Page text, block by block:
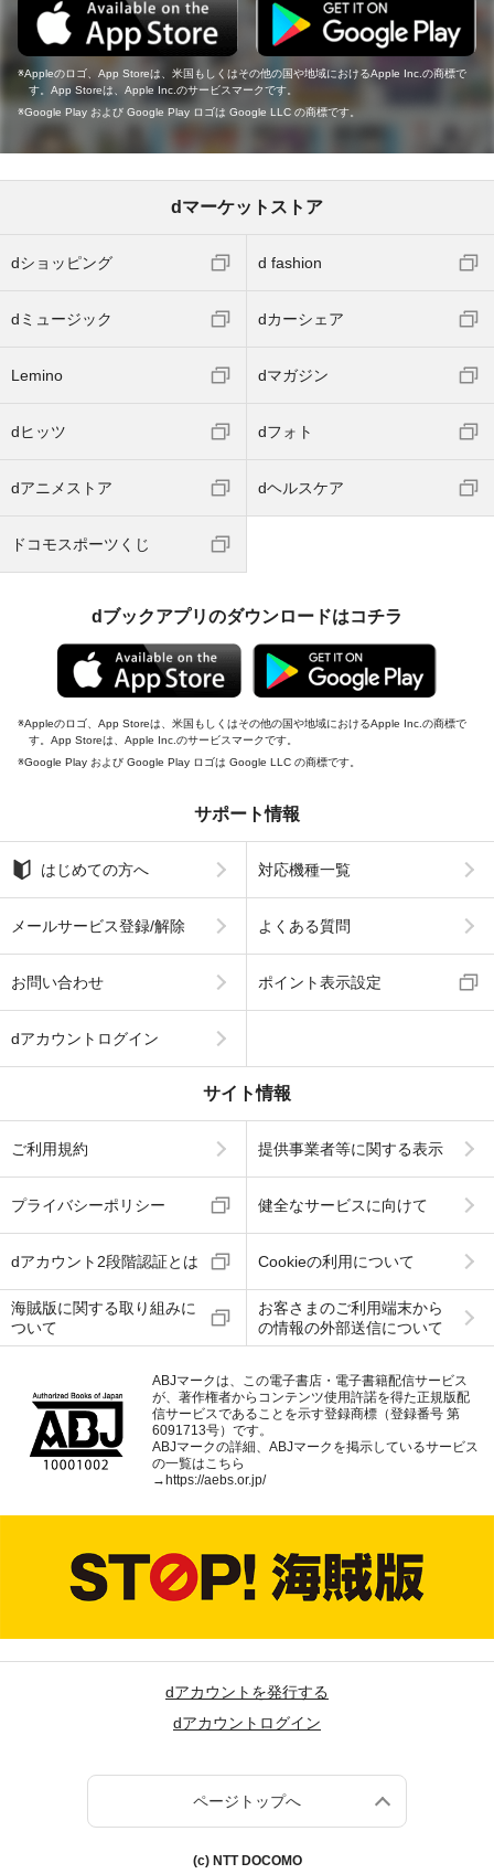
Appleのロゴ、App Storeは、米国もしくはその他の国や地域におけるApple Inc.の商標で
す。App Storeは、Apple Inc.のサービスマークです。
Google Play および Google Play ロゴは Google LLC の商標です。
dマーケットストア
dショッピング d fashion
dミュージック dカーシェア
Lemino dマガジン
dヒッツ dフォト
dアニメストア dヘルスケア
ドコモスポーツくじ
dブックアプリのダウンロードはコチラ
Appleのロゴ、App Storeは、米国もしくはその他の国や地域におけるApple Inc.の商標で
す。App Storeは、Apple Inc.のサービスマークです。
Google Play および Google Play ロゴは Google LLC の商標です。
サポート情報
はじめての方へ 対応機種一覧
メールサービス登録/解除 よくある質問
お問い合わせ ポイント表示設定
dアカウントログイン
サイト情報
ご利用規約 提供事業者等に関する表示
プライバシーポリシー 健全なサービスに向けて
dアカウント2段階認証とは Cookieの利用について
海賊版に関する取り組みに
ついて
お客さまのご利用端末から
の情報の外部送信について
ABJマークは、この電子書店・電子書籍配信サービス
が、著作権者からコンテンツ使用許諾を得た正規版配
信サービスであることを示す登録商標（登録番号 第
6091713号）です。
ABJマークの詳細、ABJマークを掲示しているサービス
の一覧はこちら
→ https://aebs.or.jp/
dアカウントを発行する
dアカウントログイン
ページトップへ
(c) NTT DOCOMO